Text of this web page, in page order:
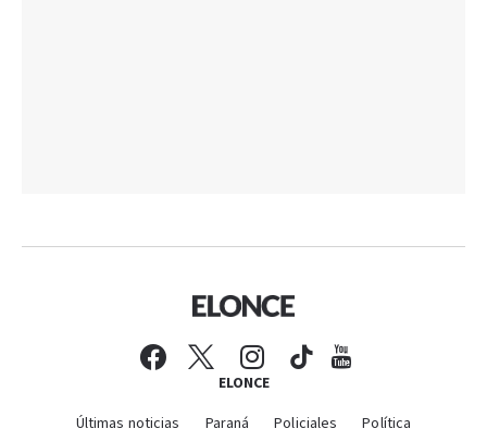
ELONCE
Últimas noticias Paraná Policiales Política